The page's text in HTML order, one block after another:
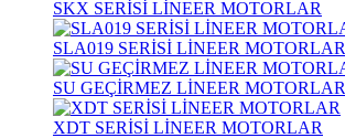
SKX SERİSİ LİNEER MOTORLAR
SLA019 SERİSİ LİNEER MOTORLAR
SU GEÇİRMEZ LİNEER MOTORLAR
XDT SERİSİ LİNEER MOTORLAR